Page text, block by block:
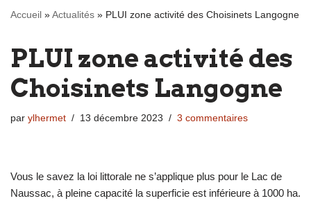
Accueil »Actualités » PLUI zone activité des Choisinets Langogne
PLUI zone activité des
Choisinets Langogne
par ylhermet 13 décembre 2023 3 commentaires
Vous le savez la loi littorale ne s’applique plus pour le Lac de
Naussac, à pleine capacité la superficie est inférieure à 1000 ha.